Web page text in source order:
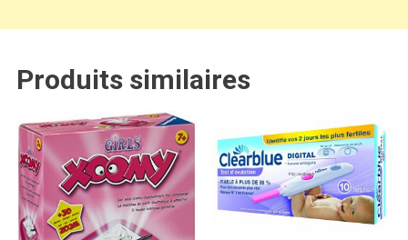
Produits similaires